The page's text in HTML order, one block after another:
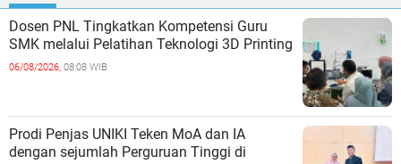
Dosen PNL Tingkatkan Kompetensi Guru
SMK melalui Pelatihan Teknologi 3D Printing
06/08/2026, 08:08 WIB
Prodi Penjas UNIKI Teken MoA dan IA
dengan sejumlah Perguruan Tinggi di